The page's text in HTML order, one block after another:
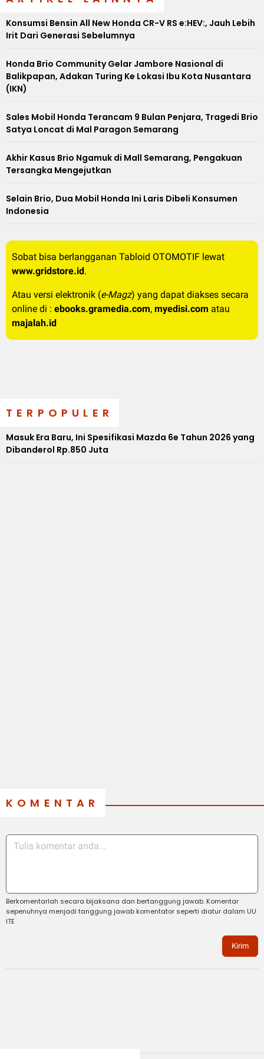
Konsumsi Bensin All New Honda CR-V RS e:HEV:, Jauh Lebih
Irit Dari Generasi Sebelumnya
Honda Brio Community Gelar Jambore Nasional di
Balikpapan, Adakan Turing Ke Lokasi Ibu Kota Nusantara
(IKN)
Sales Mobil Honda Terancam 9 Bulan Penjara, Tragedi Brio
Satya Loncat di Mal Paragon Semarang
Akhir Kasus Brio Ngamuk di Mall Semarang, Pengakuan
Tersangka Mengejutkan
Selain Brio, Dua Mobil Honda Ini Laris Dibeli Konsumen
Indonesia
Sobat bisa berlangganan Tabloid OTOMOTIF lewat
www.gridstore.id.
Atau versi elektronik (e-Magz) yang dapat diakses secara
online di : ebooks.gramedia.com, myedisi.com atau
majalah.id
TERPOPULER
Masuk Era Baru, Ini Spesifikasi Mazda 6e Tahun 2026 yang
Dibanderol Rp.850 Juta
KOMENTAR
Berkomentarlah secara bijaksana dan bertanggung jawab. Komentar
sepenuhnya menjadi tanggung jawab komentator seperti diatur dalam UU
ITE
Kirim